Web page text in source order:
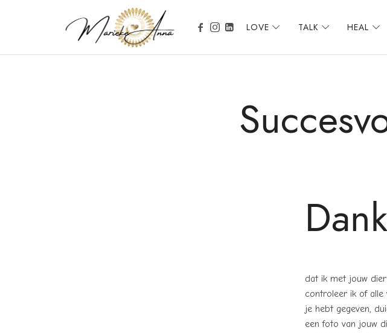
Marieke Anna LOVE TALK HEAL
dat ik met jouw
controleer ik of alle
je hebt gegeven,
een foto van jouw